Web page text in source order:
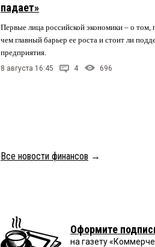
падает»
Первые лица российской экономики – о том,
чем главный барьер ее роста и стоит ли
предприятия.
8 августа 16:45 4 696
Все новости финансов →
Оформите
на газету